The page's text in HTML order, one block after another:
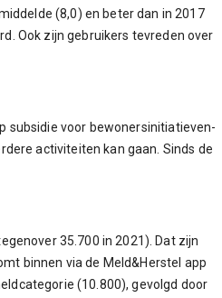
(8,0) en beter dan in 2017
Ook zijn gebruikers tevreden over
subsidie voor bewonersinitiatieven-
activiteiten kan gaan. Sinds de
35.700 in 2021). Dat zijn
binnen via de Meld&Herstel app
(10.800), gevolgd door